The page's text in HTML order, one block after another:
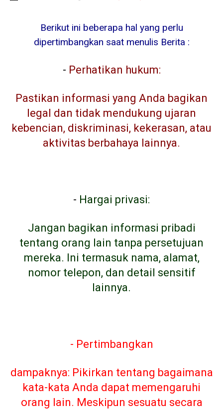
Berikut ini beberapa hal yang perlu
dipertimbangkan saat menulis Berita :
- Perhatikan hukum:
Pastikan informasi yang Anda bagikan
legal dan tidak mendukung ujaran
kebencian, diskriminasi, kekerasan, atau
aktivitas berbahaya lainnya.
- Hargai privasi:
Jangan bagikan informasi pribadi
tentang orang lain tanpa persetujuan
mereka. Ini termasuk nama, alamat,
nomor telepon, dan detail sensitif
lainnya.
- Pertimbangkan
dampaknya: Pikirkan tentang bagaimana
kata-kata Anda dapat memengaruhi
orang lain. Meskipun sesuatu secara